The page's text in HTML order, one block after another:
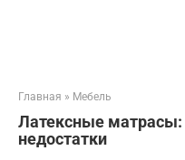
Главная » Мебель
Латексные
недостатки